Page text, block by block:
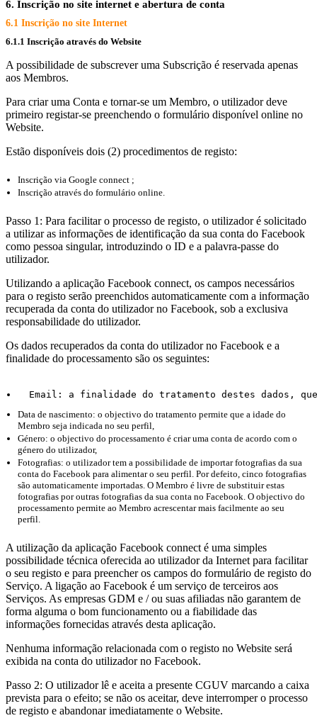
6. Inscrição no site internet e abertura de conta
6.1 Inscrição no site Internet
6.1.1 Inscrição através do Website
A possibilidade de subscrever uma Subscrição é reservada apenas
aos Membros.
Para criar uma Conta e tornar-se um Membro, o utilizador deve
primeiro registar-se preenchendo o formulário disponível online no
Website.
Estão disponíveis dois (2) procedimentos de registo:
Inscrição via Google connect ;
Inscrição através do formulário online.
Passo 1: Para facilitar o processo de registo, o utilizador é solicitado
a utilizar as informações de identificação da sua conta do Facebook
como pessoa singular, introduzindo o ID e a palavra-passe do
utilizador.
Utilizando a aplicação Facebook connect, os campos necessários
para o registo serão preenchidos automaticamente com a informação
recuperada da conta do utilizador no Facebook, sob a exclusiva
responsabilidade do utilizador.
Os dados recuperados da conta do utilizador no Facebook e a
finalidade do processamento são os seguintes:
Email: a finalidade do tratamento destes dados,
Data de nascimento: o objectivo do tratamento permite que a idade do
Membro seja indicada no seu perfil,
Género: o objectivo do processamento é criar uma conta de acordo com o
género do utilizador,
Fotografias: o utilizador tem a possibilidade de importar fotografias da sua
conta do Facebook para alimentar o seu perfil. Por defeito, cinco fotografias
são automaticamente importadas. O Membro é livre de substituir estas
fotografias por outras fotografias da sua conta no Facebook. O objectivo do
processamento permite ao Membro acrescentar mais facilmente ao seu
perfil.
A utilização da aplicação Facebook connect é uma simples
possibilidade técnica oferecida ao utilizador da Internet para facilitar
o seu registo e para preencher os campos do formulário de registo do
Serviço. A ligação ao Facebook é um serviço de terceiros aos
Serviços. As empresas GDM e / ou suas afiliadas não garantem de
forma alguma o bom funcionamento ou a fiabilidade das
informações fornecidas através desta aplicação.
Nenhuma informação relacionada com o registo no Website será
exibida na conta do utilizador no Facebook.
Passo 2: O utilizador lê e aceita a presente CGUV marcando a caixa
prevista para o efeito; se não os aceitar, deve interromper o processo
de registo e abandonar imediatamente o Website.